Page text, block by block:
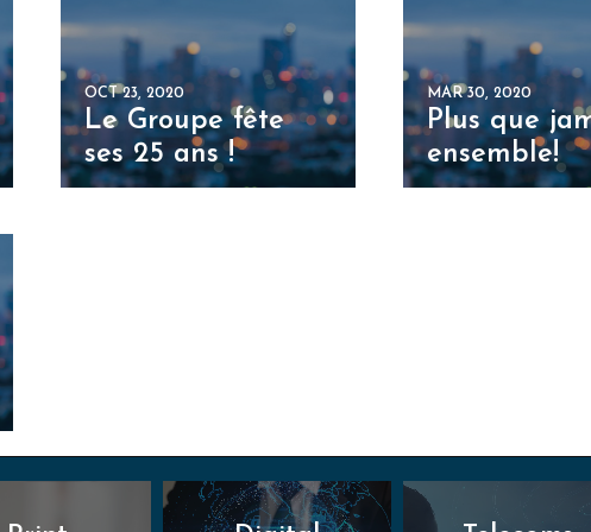
OCT 23, 2020
Le Groupe fête
ses 25 ans !
MAR 30, 2020
Plus que
ensemble!